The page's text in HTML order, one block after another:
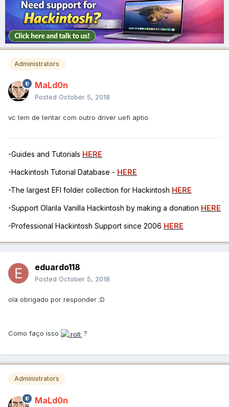
Administrators
MaLd0n
Posted October 5, 2018
vc tem de tentar com outro driver uefi aptio
-Guides and Tutorials HERE
-Hackintosh Tutorial Database - HERE
-The largest EFI folder collection for Hackintosh HERE
-Support Olarila Vanilla Hackintosh by making a donation HERE
-Professional Hackintosh Support since 2006 HERE
eduardo118
Posted October 5, 2018
ola obrigado por responder ;D
Como faço isso ?
Administrators
MaLd0n